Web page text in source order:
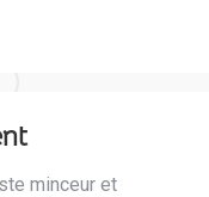
minceur et